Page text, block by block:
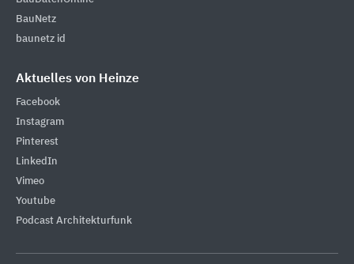
BauNetz
baunetz id
Aktuelles von Heinze
Facebook
Instagram
Pinterest
LinkedIn
Vimeo
Youtube
Podcast Architekturfunk